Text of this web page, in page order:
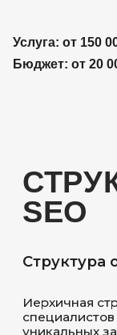
Услуга: от 150
Бюджет: от 20